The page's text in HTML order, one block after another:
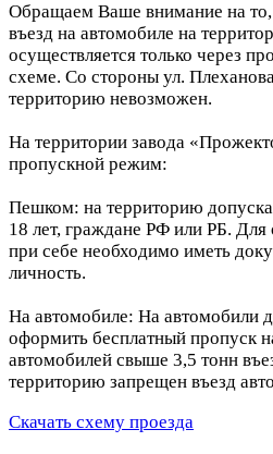
Обращаем Ваше внимание на
въезд на автомобиле на
осуществляется только через
схеме. Со стороны ул.
территорию невозможен.
На территории завода
пропускной режим:
Пешком: на территорию
18 лет, граждане РФ или РБ.
при себе необходимо иметь
личность.
На автомобиле: На автомобили
оформить бесплатный пропуск
автомобилей свыше 3,5 тонн
территорию запрещен въезд
Скачать схему проезда